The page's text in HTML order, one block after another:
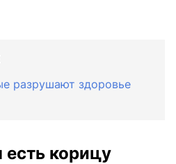
разрушают здоровье
есть корицу